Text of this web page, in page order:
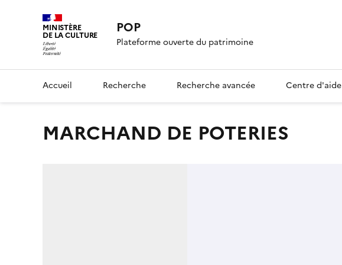
MINISTÈRE
DE LA CULTURE POP
Plateforme ouverte du patrimoine
Accueil Recherche Recherche avancée Centre d'aide
MARCHAND DE POTERIES